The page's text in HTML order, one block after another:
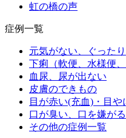
虹の橋の声
症例一覧
元気がない、ぐったり
下痢（軟便、水様便
血尿、尿が出ない
皮膚のできもの
目が赤い(充血)・目や
口が臭い、口を嫌がる
その他の症例一覧